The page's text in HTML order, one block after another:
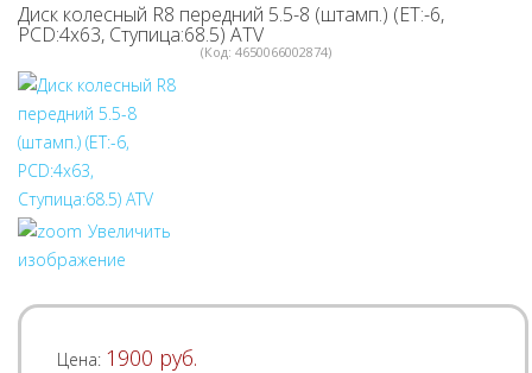
Диск колесный R8 передний 5.5-8 (штамп.) (ET:-6,
PCD:4х63, Ступица:68.5) ATV
(Код: 4650066002874)
Увеличить
изображение
Цена: 1900 руб.